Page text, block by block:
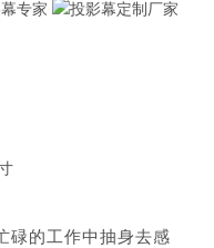
碌的工作中抽身去感